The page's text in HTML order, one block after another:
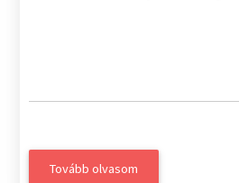
Tovább olvasom